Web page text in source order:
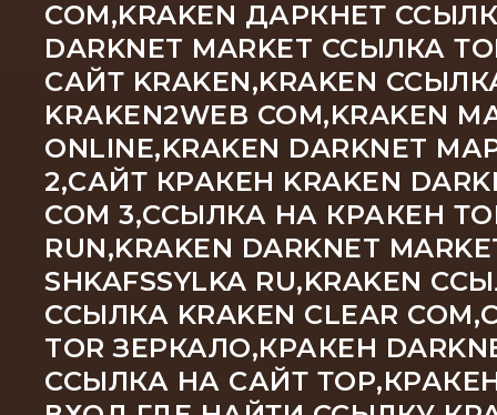
COM,KRAKEN ДАРКНЕТ
DARKNET MARKET ССЫЛКА
САЙТ KRAKEN,KRAKEN
KRAKEN2WEB
ONLINE,KRAKEN DARKNET
2,САЙТ КРАКЕН KRAKEN
COM 3,ССЫЛКА НА КРАКЕН
RUN,KRAKEN DARKNET
SHKAFSSYLKA RU,KRAKEN
ССЫЛКА KRAKEN CLEAR
TOR ЗЕРКАЛО,КРАКЕН
ССЫЛКА НА САЙТ